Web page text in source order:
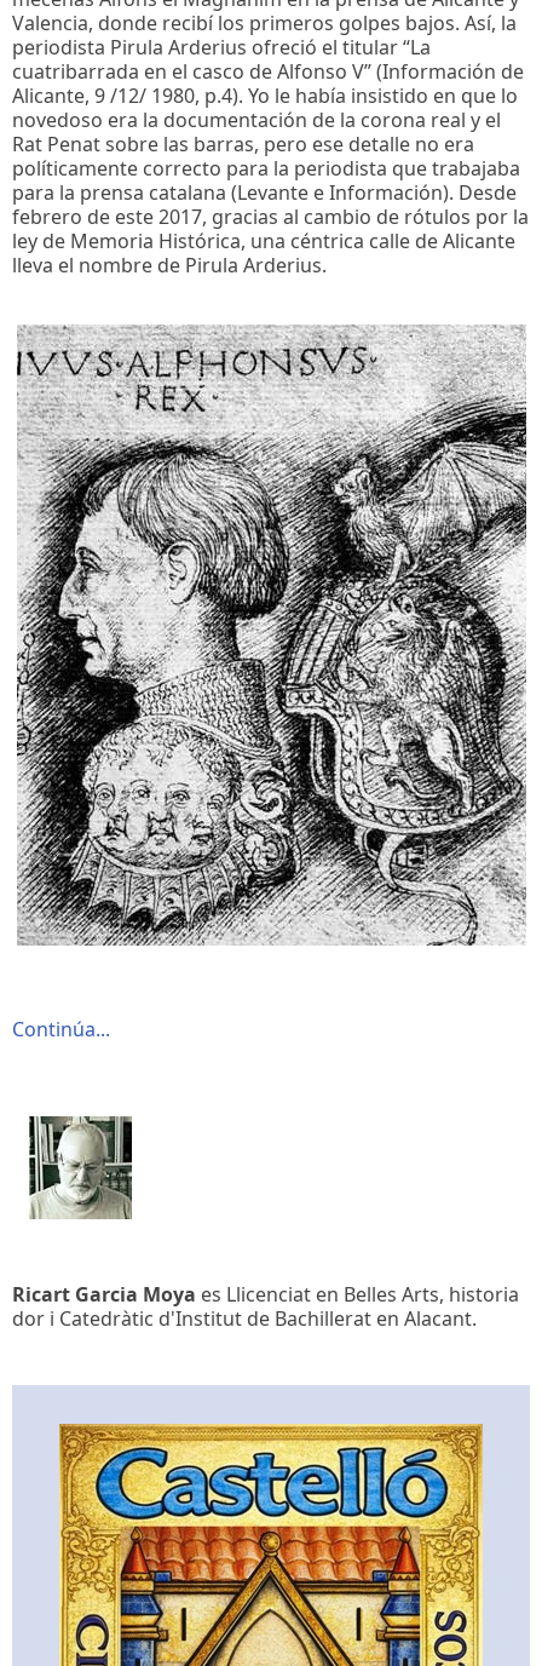
Valencia, donde recibí los primeros golpes bajos. Así, la
periodista Pirula Arderius ofreció el titular “La
cuatribarrada en el casco de Alfonso V” (Información de
Alicante, 9 /12/ 1980, p.4). Yo le había insistido en que lo
novedoso era la documentación de la corona real y el
Rat Penat sobre las barras, pero ese detalle no era
políticamente correcto para la periodista que trabajaba
para la prensa catalana (Levante e Información). Desde
febrero de este 2017, gracias al cambio de rótulos por la
ley de Memoria Histórica, una céntrica calle de Alicante
lleva el nombre de Pirula Arderius.
Continúa...
Ricart Garcia Moya es Llicenciat en Belles Arts, historia
dor i Catedràtic d'Institut de Bachillerat en Alacant.